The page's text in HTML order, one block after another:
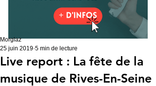
Live report : La fête de la
musique de Rives-En-Seine
Morglaz
25 juin 2019 5 min de lecture